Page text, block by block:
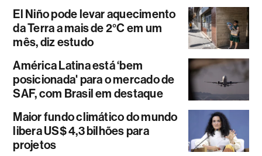
El Niño pode levar aquecimento
da Terra a mais de 2°C em um
mês, diz estudo
América Latina está ‘bem
posicionada' para o mercado de
SAF, com Brasil em destaque
Maior fundo climático do mundo
libera US$ 4,3 bilhões para
projetos